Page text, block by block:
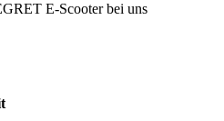
E-Scooter bei uns